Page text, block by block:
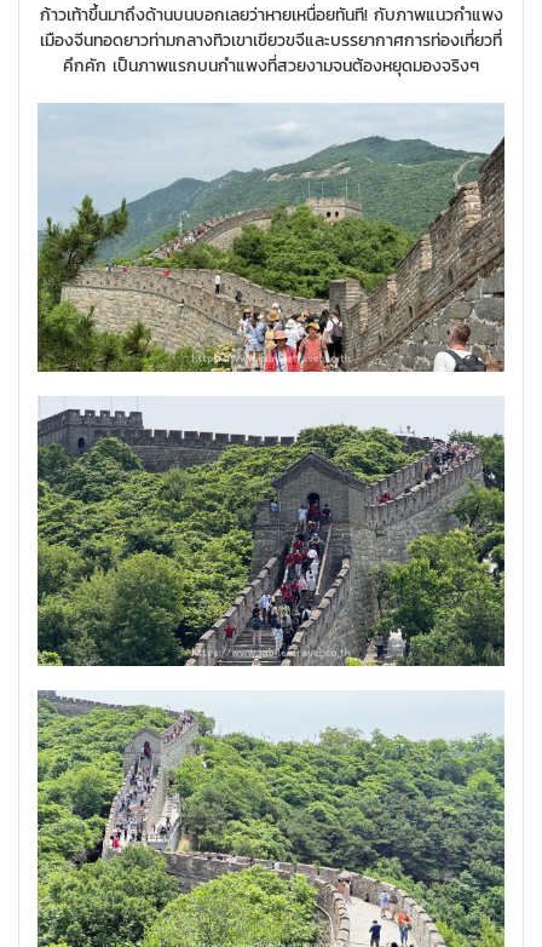
ก้าวเท้าขึ้นมาถึงด้านบนบอกเลยว่าหายเหนื่อยทันที! กับภาพแนวกำแพง
เมืองจีนทอดยาวท่ามกลางทิวเขาเขียวขจีและบรรยากาศการท่องเที่ยวที่
คึกคัก เป็นภาพแรกบนกำแพงที่สวยงามจนต้องหยุดมองจริงๆ